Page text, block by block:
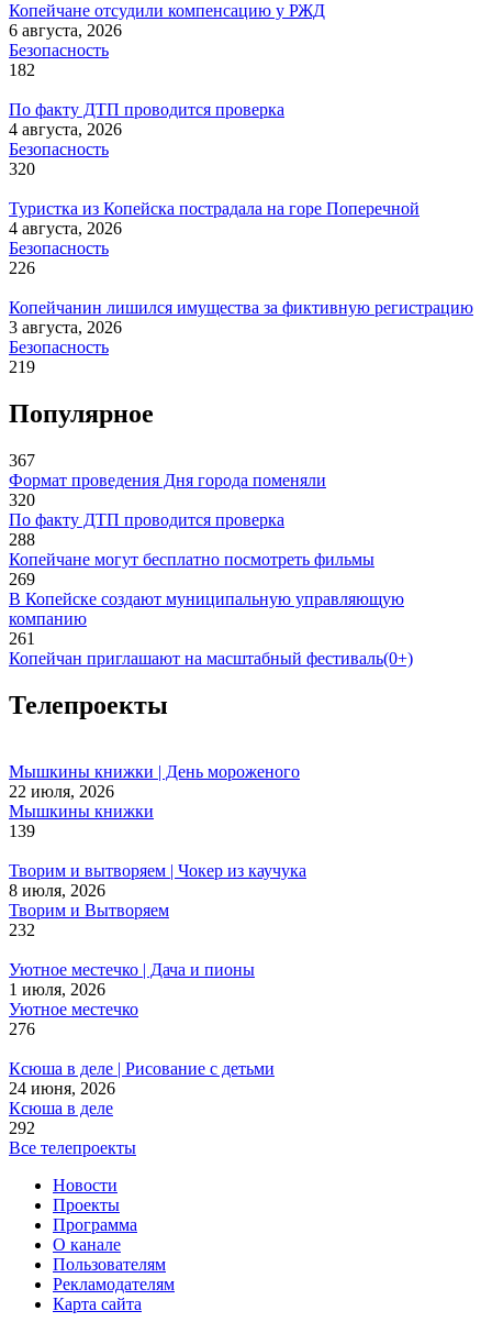
Копейчане отсудили компенсацию у РЖД
6 августа, 2026
Безопасность
182
По факту ДТП проводится проверка
4 августа, 2026
Безопасность
320
Туристка из Копейска пострадала на горе Поперечной
4 августа, 2026
Безопасность
226
Копейчанин лишился имущества за фиктивную регистрацию
3 августа, 2026
Безопасность
219
Популярное
367
Формат проведения Дня города поменяли
320
По факту ДТП проводится проверка
288
Копейчане могут бесплатно посмотреть фильмы
269
В Копейске создают муниципальную управляющую
компанию
261
Копейчан приглашают на масштабный фестиваль(0+)
Телепроекты
Мышкины книжки | День мороженого
22 июля, 2026
Мышкины книжки
139
Творим и вытворяем | Чокер из каучука
8 июля, 2026
Творим и Вытворяем
232
Уютное местечко | Дача и пионы
1 июля, 2026
Уютное местечко
276
Ксюша в деле | Рисование с детьми
24 июня, 2026
Ксюша в деле
292
Все телепроекты
Новости
Проекты
Программа
О канале
Пользователям
Рекламодателям
Карта сайта